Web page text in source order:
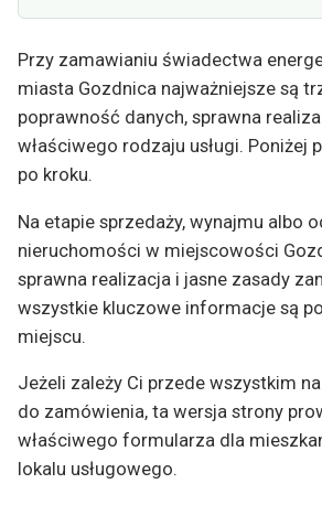
Przy zamawianiu świadectwa
miasta Gozdnica najważniejsze są
poprawność danych, sprawna
właściwego rodzaju usługi. Poniżej
po kroku.
Na etapie sprzedaży, wynajmu albo
nieruchomości w miejscowości
sprawna realizacja i jasne zasady
wszystkie kluczowe informacje są
miejscu.
Jeżeli zależy Ci przede wszystkim
do zamówienia, ta wersja strony
właściwego formularza dla
lokalu usługowego.